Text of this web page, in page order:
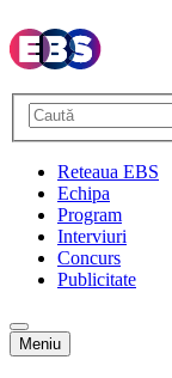
Reteaua EBS
Echipa
Program
Interviuri
Concurs
Publicitate
Meniu